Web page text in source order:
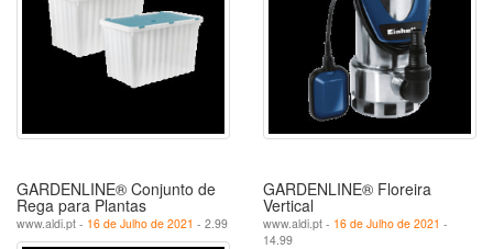
GARDENLINE® Conjunto de
Rega para Plantas
www.aldi.pt - 16 de Julho de 2021 - 2.99
GARDENLINE® Floreira
Vertical
www.aldi.pt - 16 de Julho de 2021 -
14.99